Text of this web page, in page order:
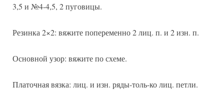
3,5 и №4-4,5, 2 пуговицы.
Резинка 2×2: вяжите попеременно 2 лиц. п. и 2 изн. п.
Основной узор: вяжите по схеме.
Платочная вязка: лиц. и изн. ряды-толь-ко лиц. петли.